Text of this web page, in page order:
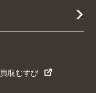
買取むすび